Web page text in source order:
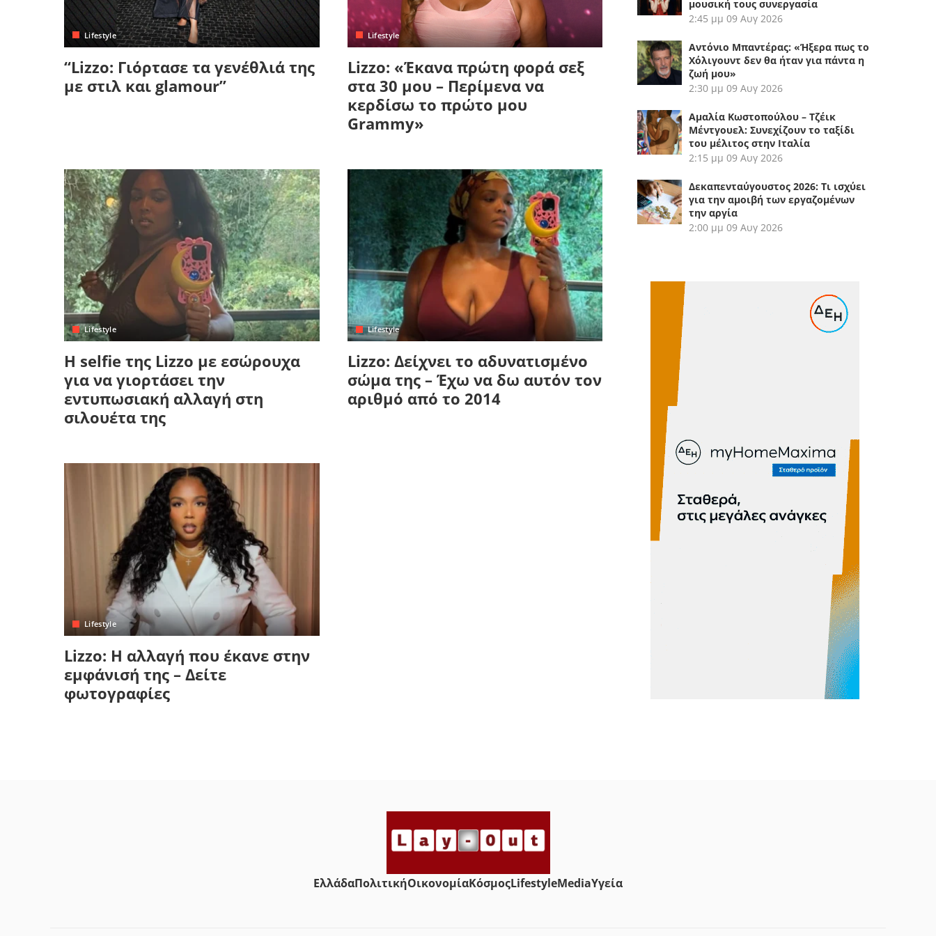
Κρήτη
Κυκλάδες
Πελοπόννησος
Lifestyle
“Lizzo: Γιόρτασε τα γενέθλιά της
με στιλ και glamour”
Lifestyle
Lizzo: «Έκανα πρώτη φορά σεξ
στα 30 μου – Περίμενα να
κερδίσω το πρώτο μου
Grammy»
Lifestyle
Η selfie της Lizzo με εσώρουχα
για να γιορτάσει την
εντυπωσιακή αλλαγή στη
σιλουέτα της
Lifestyle
Lizzo: Δείχνει το αδυνατισμένο
σώμα της – Έχω να δω αυτόν τον
αριθμό από το 2014
Lifestyle
Lizzo: Η αλλαγή που έκανε στην
εμφάνισή της – Δείτε
φωτογραφίες
μουσική τους συνεργασία
2:45 μμ 09 Αυγ 2026
Αντόνιο Μπαντέρας: «Ήξερα πως το
Χόλιγουντ δεν θα ήταν για πάντα η
ζωή μου»
2:30 μμ 09 Αυγ 2026
Αμαλία Κωστοπούλου – Τζέικ
Μέντγουελ: Συνεχίζουν το ταξίδι
του μέλιτος στην Ιταλία
2:15 μμ 09 Αυγ 2026
Δεκαπενταύγουστος 2026: Τι ισχύει
για την αμοιβή των εργαζομένων
την αργία
2:00 μμ 09 Αυγ 2026
ΕλλάδαΠολιτικήΟικονομίαΚόσμοςLifestyleMediaYγεία